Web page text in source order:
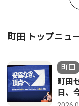
町田 トップニュ
町田
町田
日、